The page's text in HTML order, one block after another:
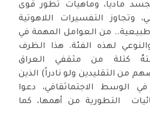
مادياً، وماهيات تطور قوى
وتجاوز التفسيرات اللاهوتية
من العوامل المهمة في
والنوعي لهذه الفئة. هذا الظرف
كتلة من مثقفي العراق
من التقليدين ولو نادراً) الذين
الوسط الاجتماثقافي، دعوا
التطورية من أهمها، كما